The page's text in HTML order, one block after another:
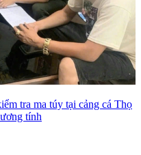
tra ma túy tại cảng cá Thọ
tính